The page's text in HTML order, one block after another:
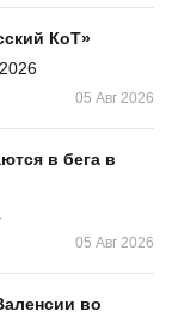
КоТ»
05 Авг 2026
в бега в
05 Авг 2026
во